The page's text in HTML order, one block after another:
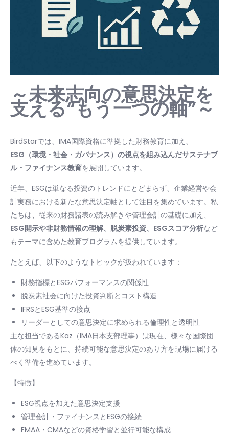
～未来志向の意思決定を
支える“もう一つの軸”～
BirdStarでは、IMA国際資格に準拠した財務教育に加え、
ESG（環境・社会・ガバナンス）の視点を組み込んだサステナブ
ル・ファイナンス教育を展開しています。
近年、ESGは単なる投資のトレンドにとどまらず、企業経営や会
計実務における新たな意思決定軸として注目を集めています。私
たちは、従来の財務諸表の読み解きや管理会計の基礎に加え、
ESG開示や非財務情報の理解、脱炭素投資、ESGスコア分析など
もテーマに含めた教育プログラムを提供しています。
たとえば、以下のようなトピックが扱われています：
財務指標とESGパフォーマンスの関係性
脱炭素社会に向けた投資判断とコスト構造
IFRSとESG基準の接点
リーダーとしての意思決定に求められる倫理性と透明性
主な担当であるKaz（IMA日本支部理事）は現在、様々な国際団
体の知見をもとに、持続可能な意思決定のあり方を現場に届ける
べく準備を進めています。
【特徴】
ESG視点を加えた意思決定支援
管理会計・ファイナンスとESGの接続
FMAA・CMAなどの資格学習と並行可能な構成